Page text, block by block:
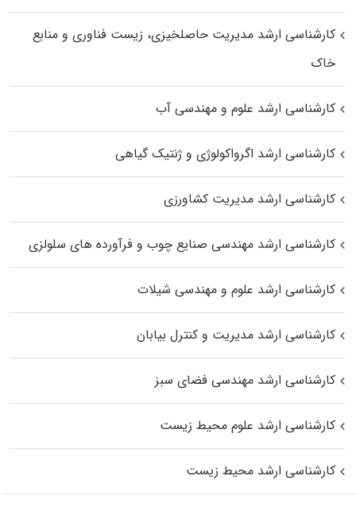
کارشناسی ارشد مدیریت حاصلخیزی، زیست فناوری و منابع
خاک
کارشناسی ارشد علوم و مهندسی آب
کارشناسی ارشد اگرواکولوژی و ژنتیک گیاهی
کارشناسی ارشد مدیریت کشاورزی
کارشناسی ارشد مهندسی صنایع چوب و فرآورده‌ های سلولزی
کارشناسی ارشد علوم و مهندسی شیلات
کارشناسی ارشد مدیریت و کنترل بیابان
کارشناسی ارشد مهندسی فضای سبز
کارشناسی ارشد علوم محیط‌ زیست
کارشناسی ارشد محیط زیست